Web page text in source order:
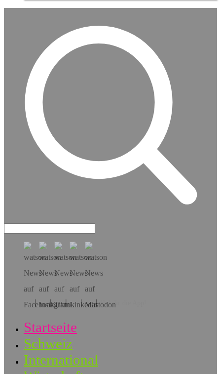
Hol dir die App!
Startseite
Schweiz
International